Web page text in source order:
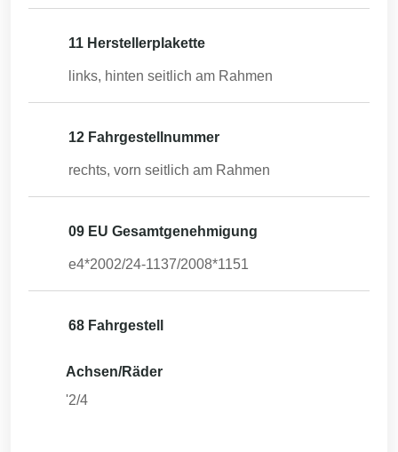
11 Herstellerplakette
links, hinten seitlich am Rahmen
12 Fahrgestellnummer
rechts, vorn seitlich am Rahmen
09 EU Gesamtgenehmigung
e4*2002/24-1137/2008*1151
68 Fahrgestell
Achsen/Räder
'2/4